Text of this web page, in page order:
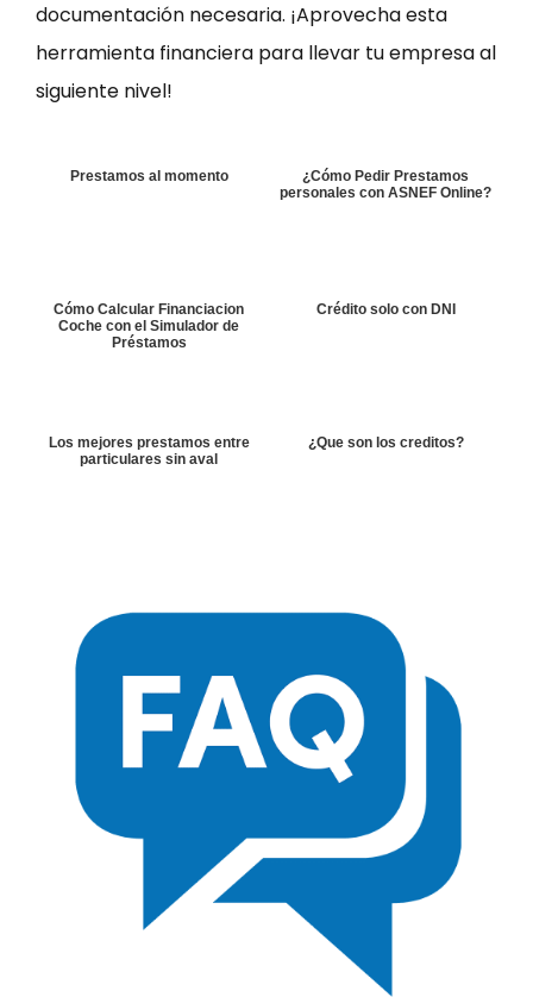
documentación necesaria. ¡Aprovecha esta
herramienta financiera para llevar tu empresa al
siguiente nivel!
Prestamos al momento
¿Cómo Pedir Prestamos
personales con ASNEF Online?
Cómo Calcular Financiacion
Coche con el Simulador de
Préstamos
Crédito solo con DNI
Los mejores prestamos entre
particulares sin aval
¿Que son los creditos?